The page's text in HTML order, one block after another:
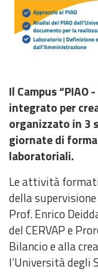
Il Campus “PIAO
integrato per
organizzato in 3
giornate di
laboratoriali.
Le attività
della
Prof. Enrico
del CERVAP e
Bilancio e alla
l’Università degli